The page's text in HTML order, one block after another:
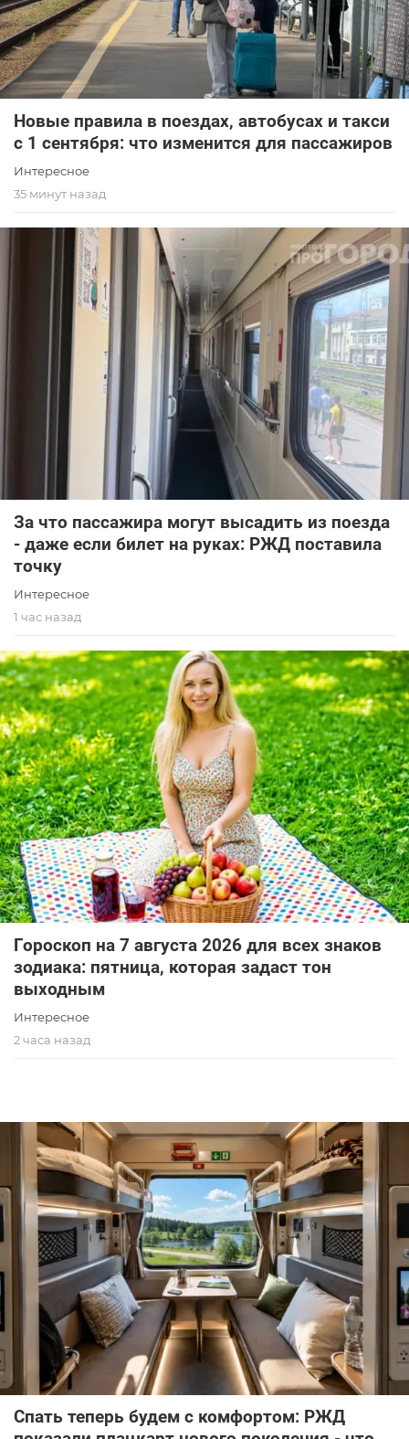
Новые правила в поездах, автобусах и такси
с 1 сентября: что изменится для пассажиров
Интересное
35 минут назад
За что пассажира могут высадить из поезда
- даже если билет на руках: РЖД поставила
точку
Интересное
1 час назад
Гороскоп на 7 августа 2026 для всех знаков
зодиака: пятница, которая задаст тон
выходным
Интересное
2 часа назад
Спать теперь будем с комфортом: РЖД